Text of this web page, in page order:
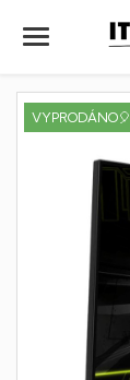
VYPRODÁNO🎈